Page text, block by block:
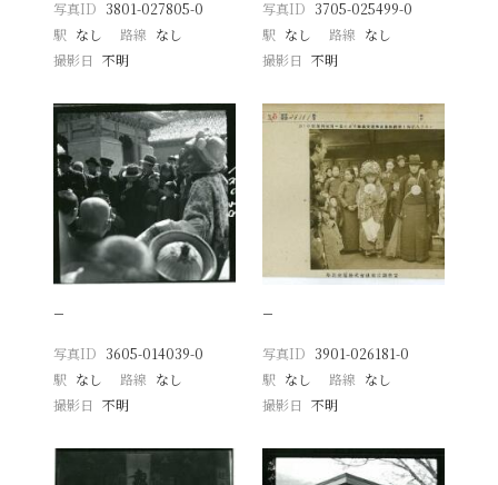
写真ID 3801-027805-0
駅 なし 路線 なし
撮影日
不明
写真ID 3705-025499-0
駅 なし 路線 なし
撮影日 不明
−
写真ID 3605-014039-0
駅 なし 路線 なし
撮影日
不明
−
写真ID 3901-026181-0
駅 なし 路線 なし
撮影日 不明